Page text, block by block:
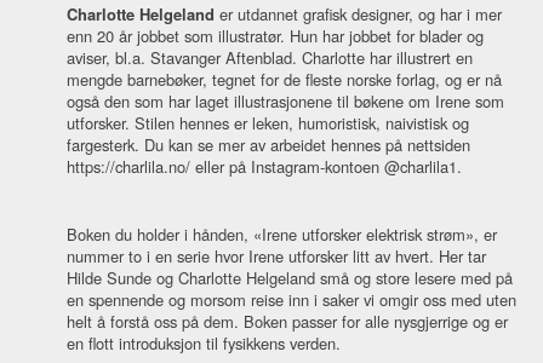
Charlotte Helgeland er utdannet grafisk designer, og har i mer
enn 20 år jobbet som illustratør. Hun har jobbet for blader og
aviser, bl.a. Stavanger Aftenblad. Charlotte har illustrert en
mengde barnebøker, tegnet for de fleste norske forlag, og er nå
også den som har laget illustrasjonene til bøkene om Irene som
utforsker. Stilen hennes er leken, humoristisk, naivistisk og
fargesterk. Du kan se mer av arbeidet hennes på nettsiden
https://charlila.no/ eller på Instagram-kontoen @charlila1.
Boken du holder i hånden, «Irene utforsker elektrisk strøm», er
nummer to i en serie hvor Irene utforsker litt av hvert. Her tar
Hilde Sunde og Charlotte Helgeland små og store lesere med på
en spennende og morsom reise inn i saker vi omgir oss med uten
helt å forstå oss på dem. Boken passer for alle nysgjerrige og er
en flott introduksjon til fysikkens verden.